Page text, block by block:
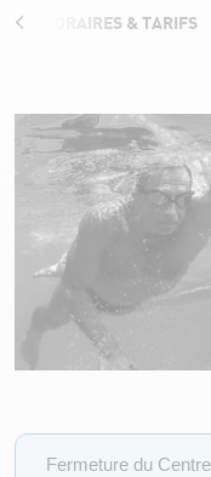
HORAIRES & TARIFS
Cours de Natation
Fermeture du